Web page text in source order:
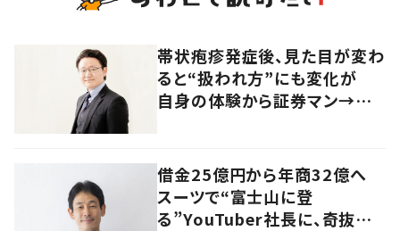
帯状疱疹発症後、見た目が変わ
ると“扱われ方”にも変化が
自身の体験から証券マン→美
借金25億円から年商32億へ
スーツで“富士山に登
る”YouTuber社長に、奇抜な